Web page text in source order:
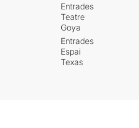
Entrades
Teatre
Goya
Entrades
Espai
Texas